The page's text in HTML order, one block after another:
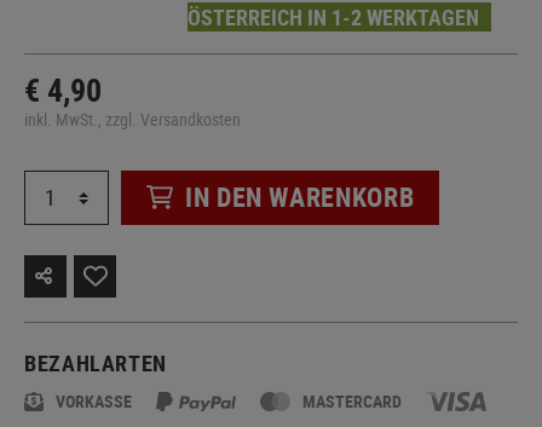
ÖSTERREICH IN 1-2 WERKTAGEN
€ 4,90
inkl. MwSt., zzgl. Versandkosten
IN DEN WARENKORB
BEZAHLARTEN
VORKASSE MASTERCARD